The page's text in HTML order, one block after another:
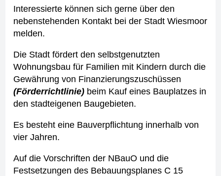
Interessierte können sich gerne über den
nebenstehenden Kontakt bei der Stadt Wiesmoor
melden.
Die Stadt fördert den selbstgenutzten
Wohnungsbau für Familien mit Kindern durch die
Gewährung von Finanzierungszuschüssen
(Förderrichtlinie) beim Kauf eines Bauplatzes in
den stadteigenen Baugebieten.
Es besteht eine Bauverpflichtung innerhalb von
vier Jahren.
Auf die Vorschriften der NBauO und die
Festsetzungen des Bebauungsplanes C 15